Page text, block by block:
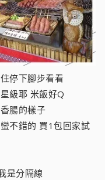
停下腳步看看
級耶 米飯好Q
腸的樣子
不錯的 買1包回家試
隔線